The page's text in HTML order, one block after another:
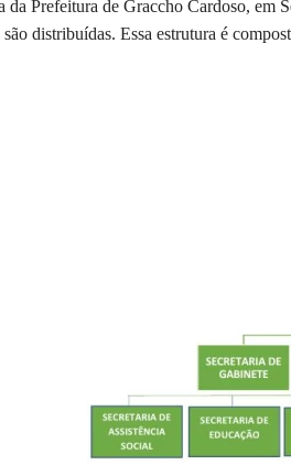
da Prefeitura de Graccho Cardoso, em
distribuídas. Essa estrutura é